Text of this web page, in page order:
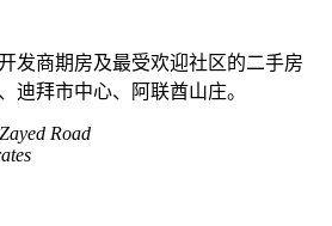
发商期房及最受欢迎社区的二手房
迪拜市中心、阿联酋山庄。
Road